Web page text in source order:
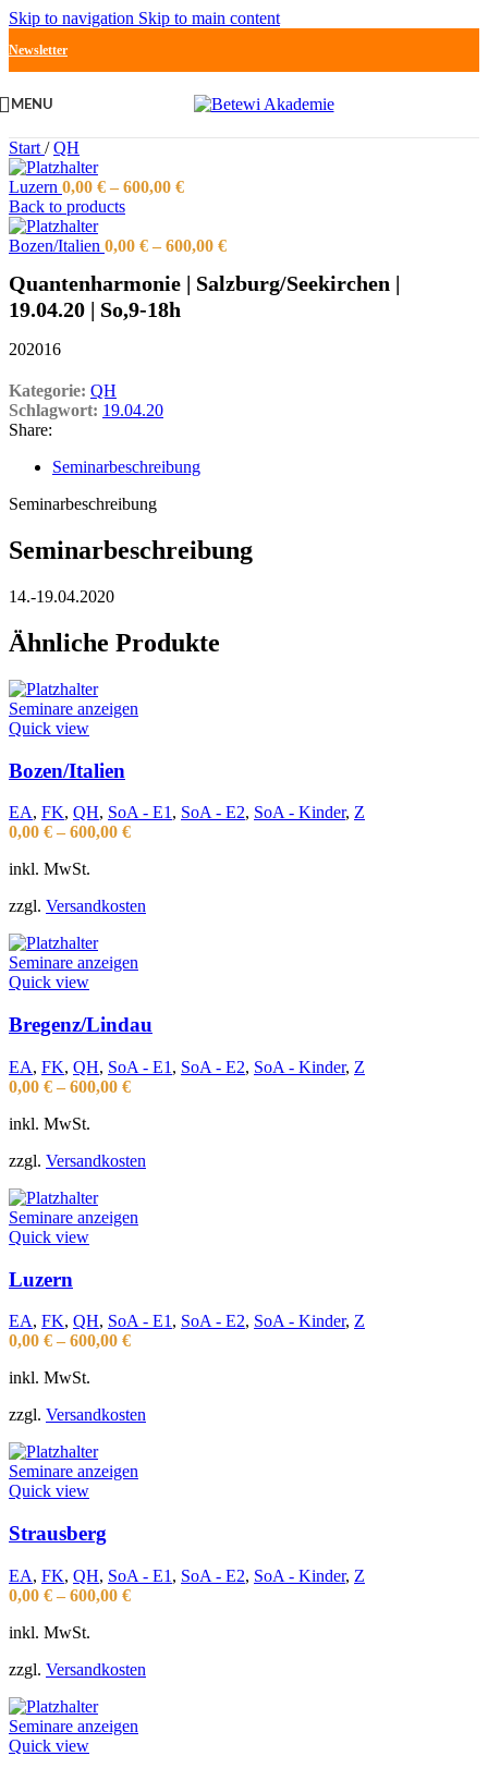
Skip to navigation Skip to main content
Newsletter
MENU
Start / QH
Luzern 0,00 € – 600,00 €
Back to products
Bozen/Italien 0,00 € – 600,00 €
Quantenharmonie | Salzburg/Seekirchen |
19.04.20 | So,9-18h
202016
Kategorie: QH
Schlagwort: 19.04.20
Share:
Seminarbeschreibung
Seminarbeschreibung
Seminarbeschreibung
14.-19.04.2020
Ähnliche Produkte
Seminare anzeigen
Quick view
Bozen/Italien
EA, FK, QH, SoA - E1, SoA - E2, SoA - Kinder, Z
0,00 € – 600,00 €
inkl. MwSt.
zzgl. Versandkosten
Seminare anzeigen
Quick view
Bregenz/Lindau
EA, FK, QH, SoA - E1 , SoA - E2, SoA - Kinder, Z
0,00 € – 600,00 €
inkl. MwSt.
zzgl. Versandkosten
Seminare anzeigen
Quick view
Luzern
EA, FK, QH, SoA - E1 , SoA - E2, SoA - Kinder, Z
0,00 € – 600,00 €
inkl. MwSt.
zzgl. Versandkosten
Seminare anzeigen
Quick view
Strausberg
EA, FK, QH, SoA - E1 , SoA - E2, SoA - Kinder, Z
0,00 € – 600,00 €
inkl. MwSt.
zzgl. Versandkosten
Seminare anzeigen
Quick view